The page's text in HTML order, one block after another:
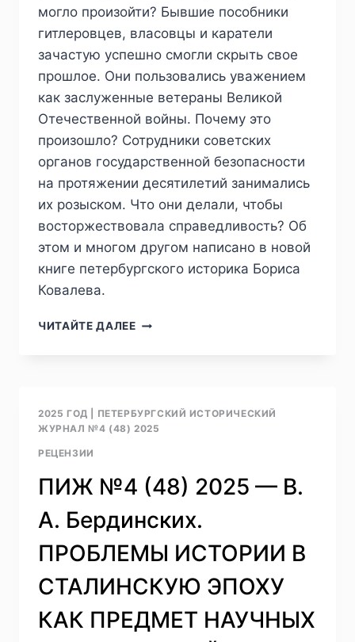
могло произойти? Бывшие пособники
гитлеровцев, власовцы и каратели
зачастую успешно смогли скрыть свое
прошлое. Они пользовались уважением
как заслуженные ветераны Великой
Отечественной войны. Почему это
произошло? Сотрудники советских
органов государственной безопасности
на протяжении десятилетий занимались
их розыском. Что они делали, чтобы
восторжествовала справедливость? Об
этом и многом другом написано в новой
книге петербургского историка Бориса
Ковалева.
ЧИТАЙТЕ ДАЛЕЕПИЖ
А.
ВОЙНА
ЗАКОНЧИЛАСЬ
1945
РЕЦЕНЗИЯ
КНИГУ:
2025 ГОД
ПЕТЕРБУРГСКИЙ ИСТОРИЧЕСКИЙ
ЖУРНАЛ №4 (48) 2025
РЕЦЕНЗИИ
ПИЖ №4 (48) 2025 — В.
А. Бердинских.
ПРОБЛЕМЫ ИСТОРИИ В
СТАЛИНСКУЮ ЭПОХУ
КАК ПРЕДМЕТ НАУЧНЫХ